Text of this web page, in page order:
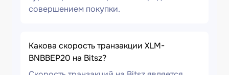
совершением покупки.
Какова скорость транзакции XLM-
BNBBEP20 на Bitsz?